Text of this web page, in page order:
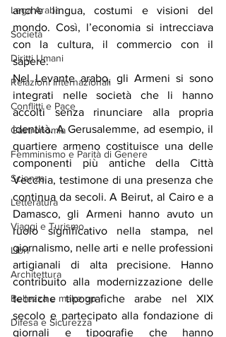
Lega Araba
Società
Diritti Umani
Relazioni Internazionali
Conflitti e Pace
Gastronomia
Femminismo e Parità di Genere
Scienza
Letteratura
Viaggi e Turismo
Libri
Architettura
Bellezza e make up
Difesa e Sicurezza
anche lingua, costumi e visioni del
mondo. Così, l’economia si intrecciava
con la cultura, il commercio con il
sapere.
Nel Levante arabo, gli Armeni si sono
integrati nelle società che li hanno
accolti senza rinunciare alla propria
identità. A Gerusalemme, ad esempio, il
quartiere armeno costituisce una delle
componenti più antiche della Città
Vecchia, testimone di una presenza che
continua da secoli. A Beirut, al Cairo e a
Damasco, gli Armeni hanno avuto un
ruolo significativo nella stampa, nel
giornalismo, nelle arti e nelle professioni
artigianali di alta precisione. Hanno
contribuito alla modernizzazione delle
tecniche tipografiche arabe nel XIX
secolo e partecipato alla fondazione di
giornali e tipografie che hanno